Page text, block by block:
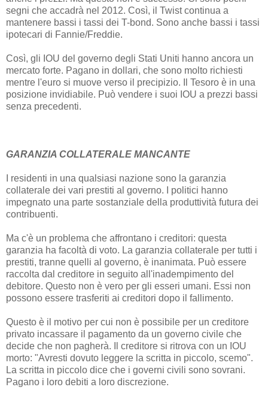
segni che accadrà nel 2012. Così, il Twist continua a
mantenere bassi i tassi dei T-bond. Sono anche bassi i tassi
ipotecari di Fannie/Freddie.
Così, gli IOU del governo degli Stati Uniti hanno ancora un
mercato forte. Pagano in dollari, che sono molto richiesti
mentre l'euro si muove verso il precipizio. Il Tesoro è in una
posizione invidiabile. Può vendere i suoi IOU a prezzi bassi
senza precedenti.
GARANZIA COLLATERALE MANCANTE
I residenti in una qualsiasi nazione sono la garanzia
collaterale dei vari prestiti al governo. I politici hanno
impegnato una parte sostanziale della produttività futura dei
contribuenti.
Ma c'è un problema che affrontano i creditori: questa
garanzia ha facoltà di voto. La garanzia collaterale per tutti i
prestiti, tranne quelli al governo, è inanimata. Può essere
raccolta dal creditore in seguito all'inadempimento del
debitore. Questo non è vero per gli esseri umani. Essi non
possono essere trasferiti ai creditori dopo il fallimento.
Questo è il motivo per cui non è possibile per un creditore
privato incassare il pagamento da un governo civile che
decide che non pagherà. Il creditore si ritrova con un IOU
morto: "Avresti dovuto leggere la scritta in piccolo, scemo".
La scritta in piccolo dice che i governi civili sono sovrani.
Pagano i loro debiti a loro discrezione.